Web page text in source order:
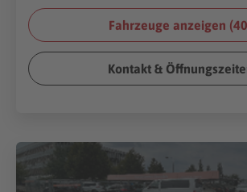
Fahrzeuge anzeigen (40
Kontakt &